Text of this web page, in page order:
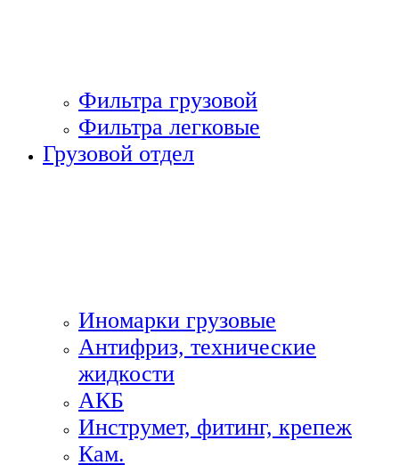
Фильтра грузовой
Фильтра легковые
Грузовой отдел
Иномарки грузовые
Антифриз, технические
жидкости
АКБ
Инструмет, фитинг, крепеж
Кам.